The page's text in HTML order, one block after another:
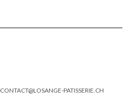
CONTACT@LOSANGE-PATISSERIE.CH